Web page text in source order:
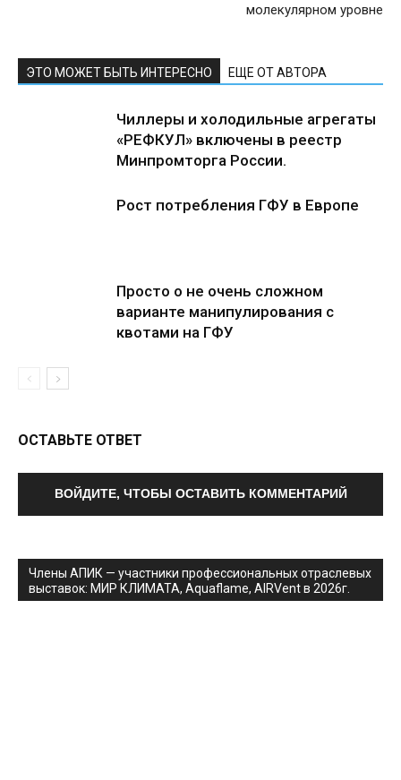
молекулярном уровне
ЭТО МОЖЕТ БЫТЬ ИНТЕРЕСНО ЕЩЕ ОТ АВТОРА
Чиллеры и холодильные агрегаты
«РЕФКУЛ» включены в реестр
Минпромторга России.
Рост потребления ГФУ в Европе
Просто о не очень сложном
варианте манипулирования с
квотами на ГФУ
ОСТАВЬТЕ ОТВЕТ
ВОЙДИТЕ, ЧТОБЫ ОСТАВИТЬ КОММЕНТАРИЙ
Члены АПИК — участники профессиональных отраслевых
выставок: МИР КЛИМАТА, Aquaflame, AIRVent в 2026г.